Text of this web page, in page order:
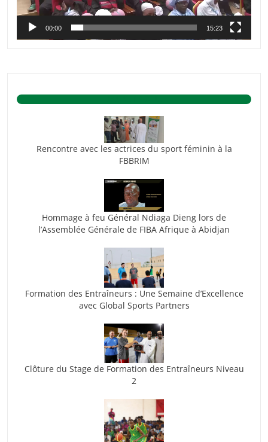
00:00 15:23
Rencontre avec les actrices du sport féminin à la
FBBRIM
Hommage à feu Général Ndiaga Dieng lors de
l’Assemblée Générale de FIBA Afrique à Abidjan
Formation des Entraîneurs : Une Semaine d’Excellence
avec Global Sports Partners
Clôture du Stage de Formation des Entraîneurs Niveau
2